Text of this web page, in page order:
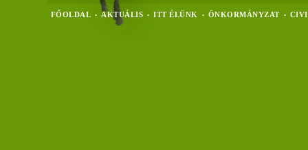
FŐOLDAL • AKTUÁLIS • ITT ÉLÜNK • ÖNKORMÁNYZAT •